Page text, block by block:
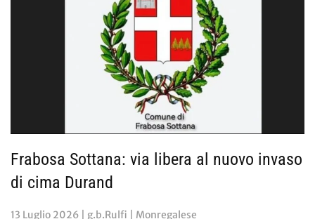
Frabosa Sottana: via libera al nuovo invaso
di cima Durand
13 Luglio 2026 | g.b.Rulfi | Monregalese